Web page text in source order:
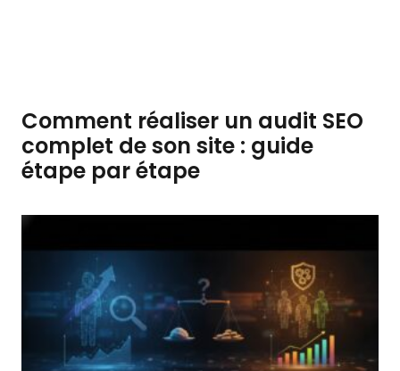
Comment réaliser un audit SEO
complet de son site : guide
étape par étape